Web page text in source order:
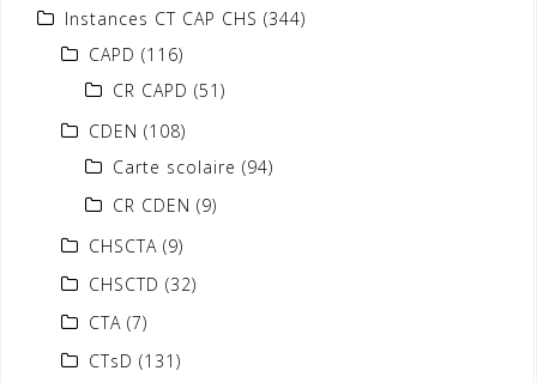
Instances CT CAP CHS (344)
CAPD (116)
CR CAPD (51)
CDEN (108)
Carte scolaire (94)
CR CDEN (9)
CHSCTA (9)
CHSCTD (32)
CTA (7)
CTsD (131)